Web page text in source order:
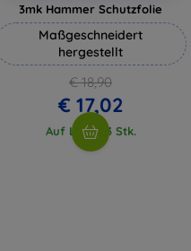
3mk Hammer Schutzfolie
Maßgeschneidert
hergestellt
€ 18,90
€ 17,02
Auf Lager 3 Stk.